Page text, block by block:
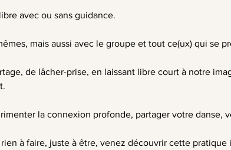
avec ou sans guidance.
mais aussi avec le groupe et tout ce(ux) qui se
de lâcher-prise, en laissant libre court à notre
la connexion profonde, partager votre danse,
à faire, juste à être, venez découvrir cette